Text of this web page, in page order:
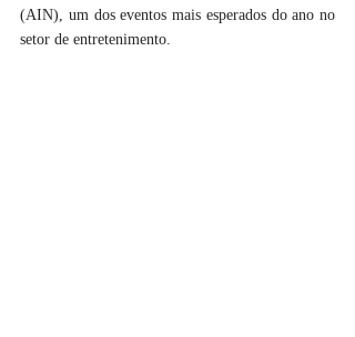
(AIN), um dos eventos mais esperados do ano no
setor de entretenimento.